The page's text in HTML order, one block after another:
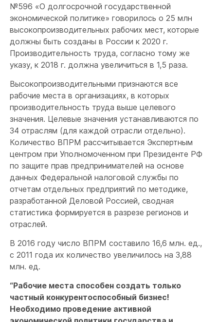
№596 «О долгосрочной государственной
экономической политике» говорилось о 25 млн
высокопроизводительных рабочих мест, которые
должны быть созданы в России к 2020 г.
Производительность труда, согласно тому же
указу, к 2018 г. должна увеличиться в 1,5 раза.
Высокопроизводительными признаются все
рабочие места в организациях, в которых
производительность труда выше целевого
значения. Целевые значения устанавливаются по
34 отраслям (для каждой отрасли отдельно).
Количество ВПРМ рассчитывается Экспертным
центром при Уполномоченном при Президенте РФ
по защите прав предпринимателей на основе
данных Федеральной налоговой службы по
отчетам отдельных предприятий по методике,
разработанной Деловой Россией, сводная
статистика формируется в разрезе регионов и
отраслей.
В 2016 году число ВПРМ составило 16,6 млн. ед.,
с 2011 года их количество увеличилось на 3,88
млн. ед.
“Рабочие места способен создать только
частный конкурентоспособный бизнес!
Необходимо проведение активной